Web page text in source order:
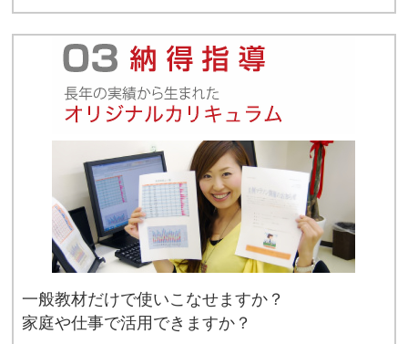
一般教材だけで使いこなせますか？
家庭や仕事で活用できますか？